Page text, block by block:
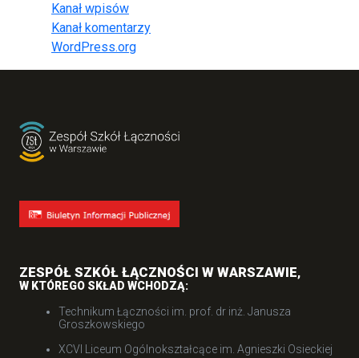
Kanał wpisów
Kanał komentarzy
WordPress.org
ZESPÓŁ SZKÓŁ ŁĄCZNOŚCI W WARSZAWIE,
W KTÓREGO SKŁAD WCHODZĄ:
Technikum Łączności im. prof. dr inż. Janusza
Groszkowskiego
XCVI Liceum Ogólnokształcące im. Agnieszki Osieckiej